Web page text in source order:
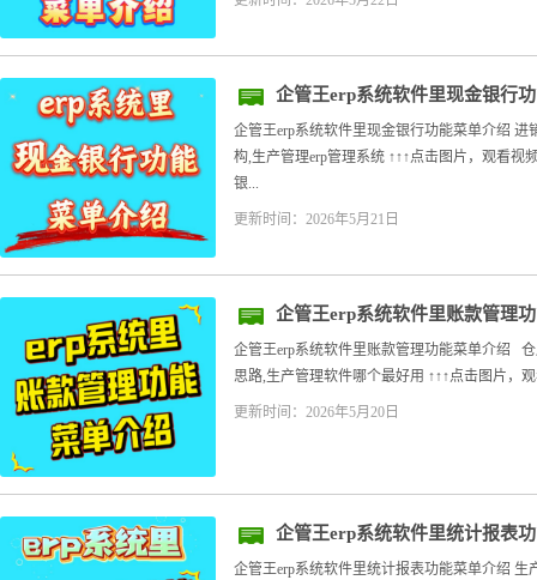
企管王erp系统软件里现金银行
企管王erp系统软件里现金银行功能菜单介绍
构,生产管理erp管理系统 ↑↑↑点击图片，观看
银...
更新时间：2026年5月21日
企管王erp系统软件里账款管理
企管王erp系统软件里账款管理功能菜单介绍
思路,生产管理软件哪个最好用 ↑↑↑点击图片，
更新时间：2026年5月20日
企管王erp系统软件里统计报表
企管王erp系统软件里统计报表功能菜单介绍 生